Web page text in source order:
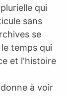
qui
sans
se
temps qui
et l'histoire
à voir